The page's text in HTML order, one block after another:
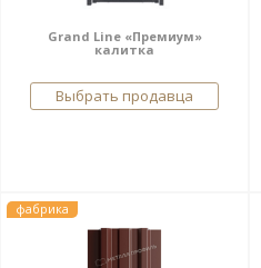
Grand Line «Премиум»
калитка
Выбрать продавца
фабрика